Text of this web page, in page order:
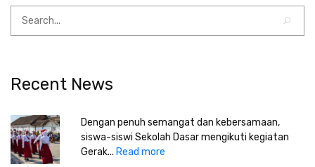
Recent News
Dengan penuh semangat dan kebersamaan,
siswa-siswi Sekolah Dasar mengikuti kegiatan
Gerak... Read more